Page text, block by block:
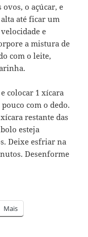
ovos, o açúcar, e
até ficar um
e
a mistura de
com o leite,
colocar 1 xícara
com o dedo.
restante das
esteja
Deixe esfriar na
Desenforme
Mais